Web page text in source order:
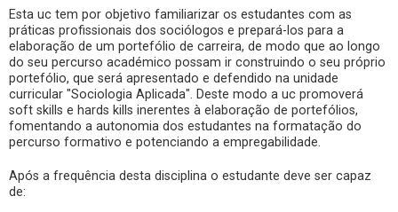
Esta uc tem por objetivo familiarizar os estudantes com as
práticas profissionais dos sociólogos e prepará-los para a
elaboração de um portefólio de carreira, de modo que ao longo
do seu percurso académico possam ir construindo o seu próprio
portefólio, que será apresentado e defendido na unidade
curricular "Sociologia Aplicada". Deste modo a uc promoverá
soft skills e hards kills inerentes à elaboração de portefólios,
fomentando a autonomia dos estudantes na formatação do
percurso formativo e potenciando a empregabilidade.
Após a frequência desta disciplina o estudante deve ser capaz
de: